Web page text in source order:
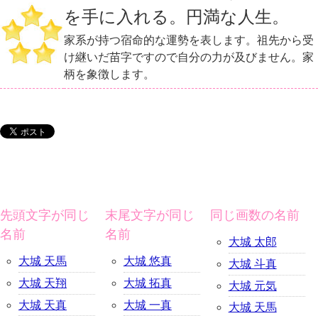
を手に入れる。円満な人生。
家系が持つ宿命的な運勢を表します。祖先から受
け継いだ苗字ですので自分の力が及びません。家
柄を象徴します。
先頭文字が同じ
名前
大城 天馬
大城 天翔
大城 天真
末尾文字が同じ
名前
大城 悠真
大城 拓真
大城 一真
同じ画数の名前
大城 太郎
大城 斗真
大城 元気
大城 天馬